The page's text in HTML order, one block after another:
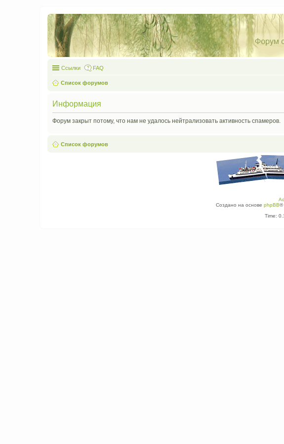
Ссылки FAQ
Список форумов
Информация
Форум закрыт потому, что нам не удалось нейтрализовать активность спамеров.
Список форумов
Создано на основе phpBB®
Time: